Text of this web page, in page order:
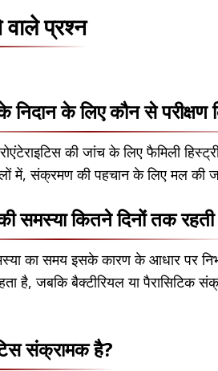
प्रश्न
निदान के लिए कौन से परीक्षण
की जांच के लिए फैमिली
में, संक्रमण की पहचान के लिए मल की
समस्या कितने दिनों तक
का समय इसके कारण के आधार पर
है, जबकि बैक्टीरियल या पैरासिटिक
संक्रामक है?